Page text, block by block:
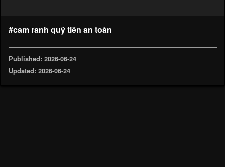
#cam ranh quỹ tiền an toàn
Published: 2026-06-24
Updated: 2026-06-24